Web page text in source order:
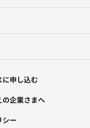
に申し込む
の企業さまへ
シー